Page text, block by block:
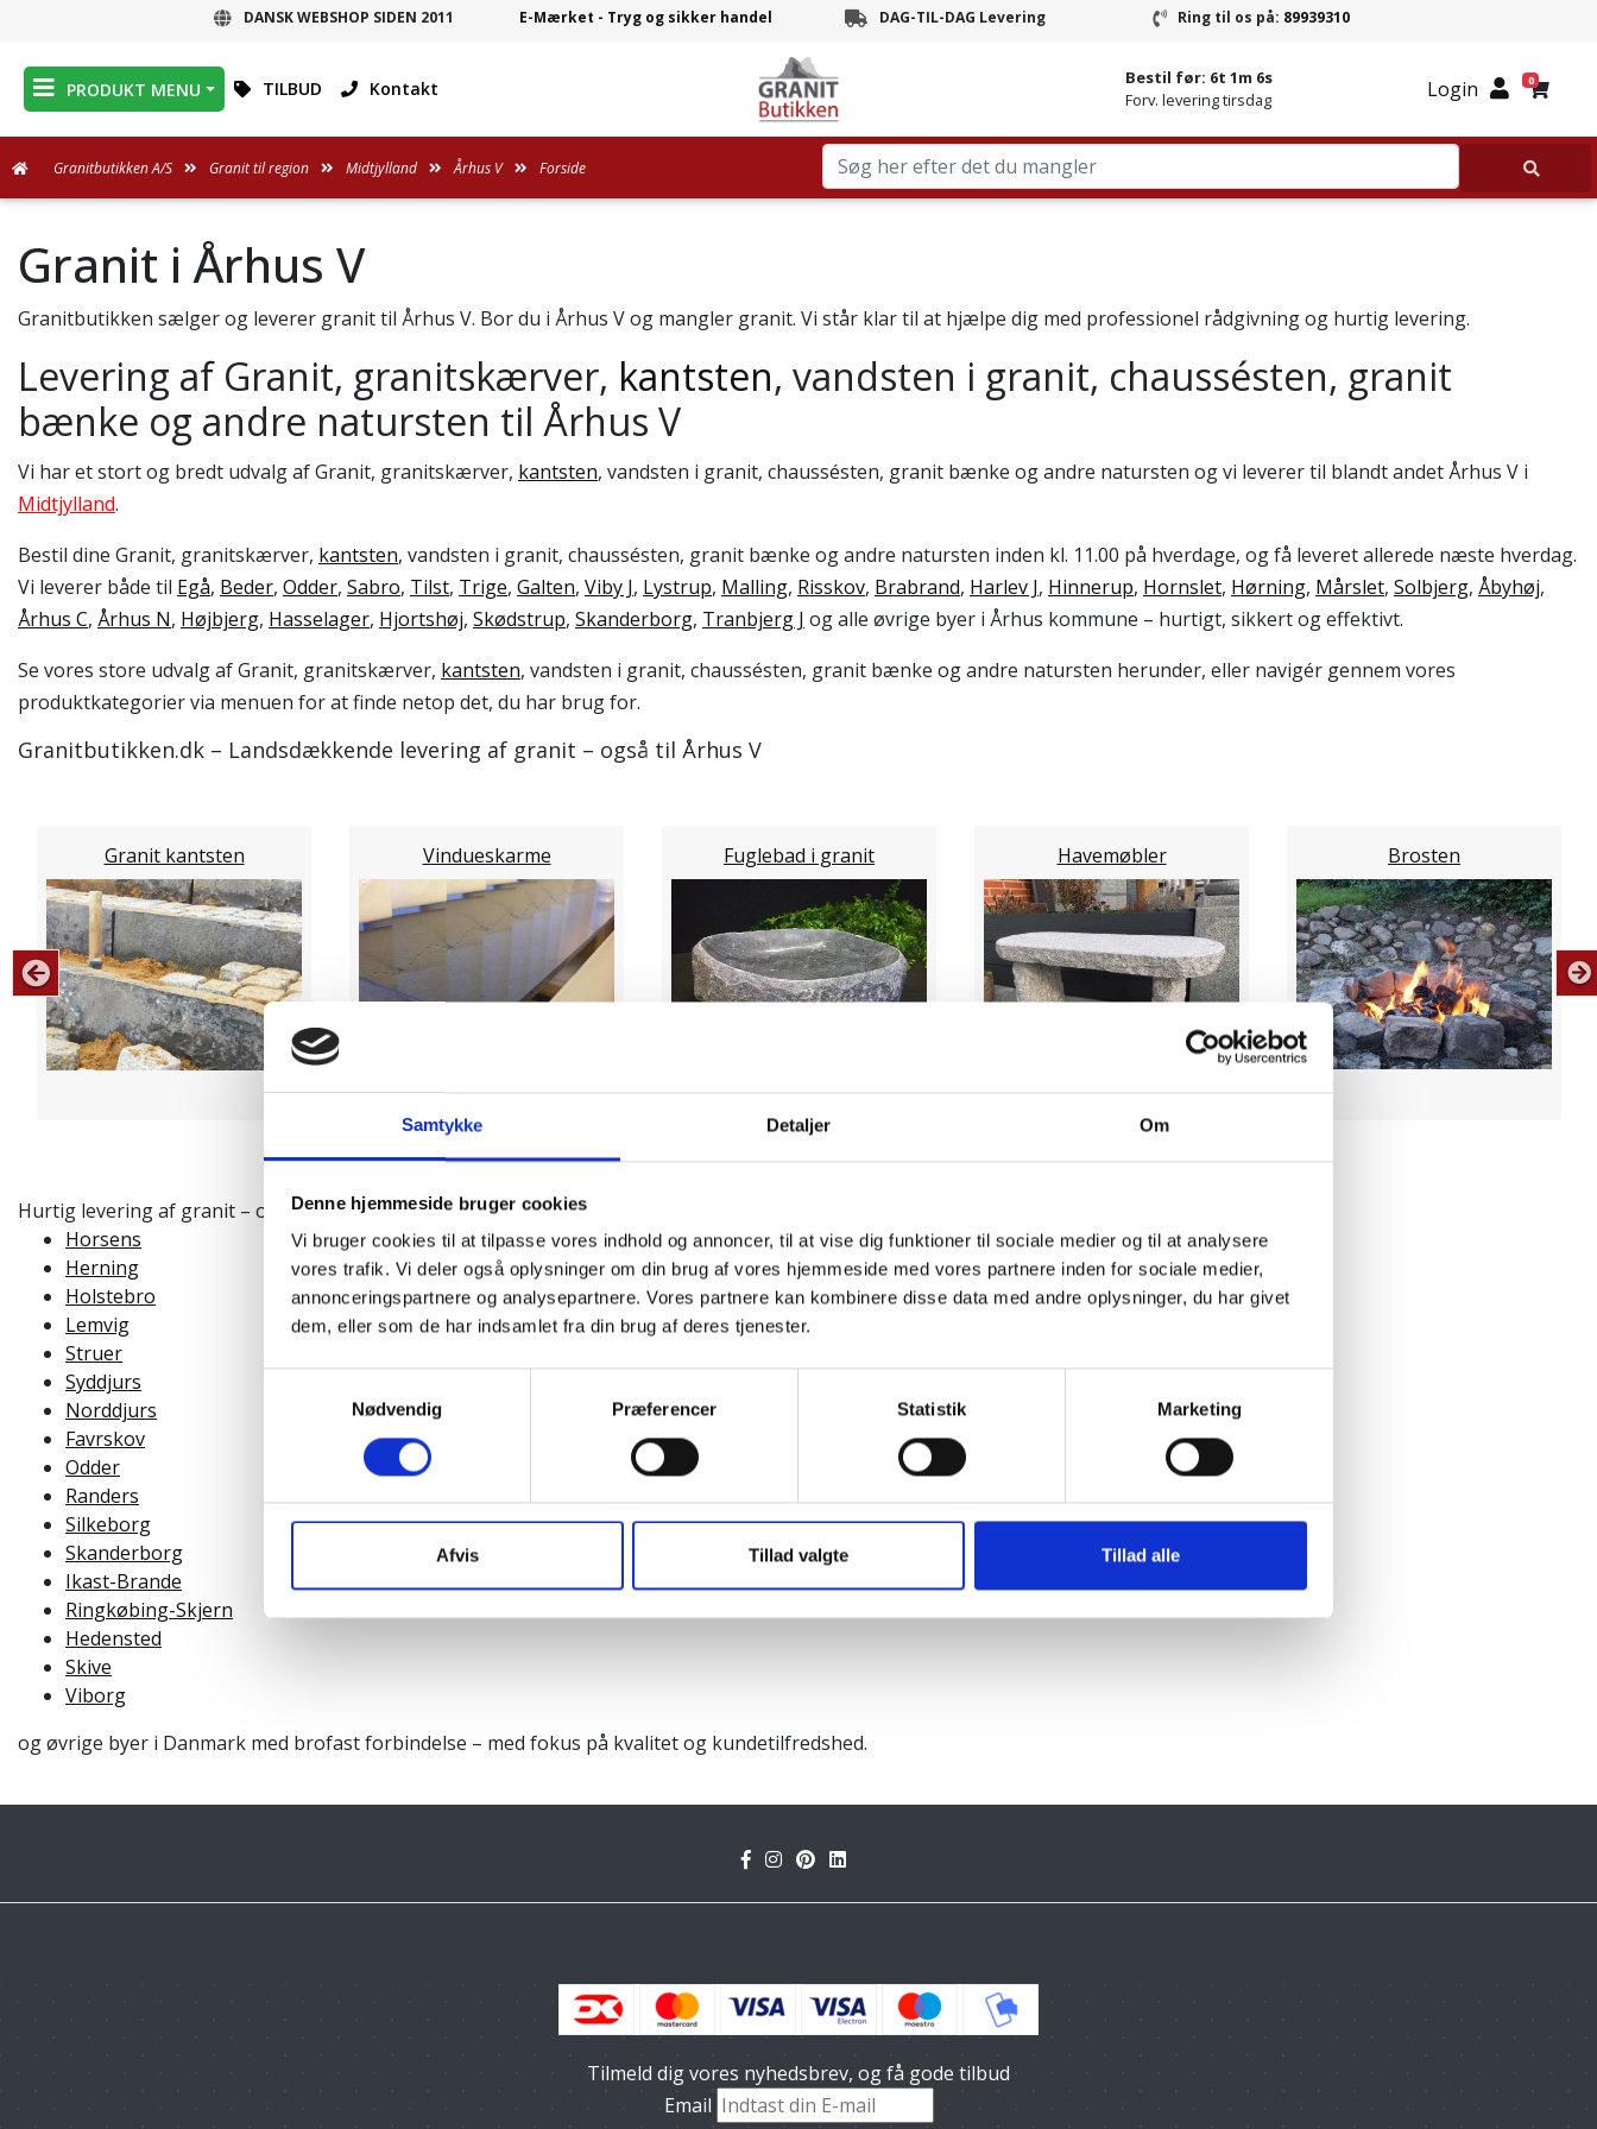
Samtykke Detaljer Om
Denne hjemmeside bruger cookies
Vi bruger cookies til at tilpasse vores indhold og annoncer, til at vise dig funktioner til sociale medier og til at analysere
vores trafik. Vi deler også oplysninger om din brug af vores hjemmeside med vores partnere inden for sociale medier,
annonceringspartnere og analysepartnere. Vores partnere kan kombinere disse data med andre oplysninger, du har givet
dem, eller som de har indsamlet fra din brug af deres tjenester.
Nødvendig
Præferencer Statistik Marketing
Afvis Tillad valgte Tillad alle
Granit i Århus V
Granitbutikken sælger og leverer granit til Århus V. Bor du i Århus V og mangler granit. Vi står klar til at hjælpe dig med professionel rådgivning og hurtig levering.
Levering af Granit, granitskærver, kantsten, vandsten i granit, chaussésten, granit
bænke og andre natursten til Århus V
Vi har et stort og bredt udvalg af Granit, granitskærver, kantsten, vandsten i granit, chaussésten, granit bænke og andre natursten og vi leverer til blandt andet Århus V i
Midtjylland.
Bestil dine Granit, granitskærver, kantsten, vandsten i granit, chaussésten, granit bænke og andre natursten inden kl. 11.00 på hverdage, og få leveret allerede næste hverdag.
Vi leverer både til Egå, Beder, Odder, Sabro, Tilst, Trige, Galten, Viby J, Lystrup, Malling, Risskov, Brabrand, Harlev J, Hinnerup, Hornslet, Hørning, Mårslet, Solbjerg, Åbyhøj,
Århus C, Århus N, Højbjerg, Hasselager, Hjortshøj, Skødstrup, Skanderborg, Tranbjerg J og alle øvrige byer i Århus kommune – hurtigt, sikkert og effektivt.
Se vores store udvalg af Granit, granitskærver, kantsten, vandsten i granit, chaussésten, granit bænke og andre natursten herunder, eller navigér gennem vores
produktkategorier via menuen for at finde netop det, du har brug for.
Granitbutikken.dk – Landsdækkende levering af granit – også til Århus V
Granit kantsten Vindueskarme Fuglebad i granit Havemøbler Brosten
​​​​​​​Hurtig levering af granit – også til nærliggende byer. Vi leverer til
Horsens
Herning
Holstebro
Lemvig
Struer
Syddjurs
Norddjurs
Favrskov
Odder
Randers
Silkeborg
Skanderborg
Ikast-Brande
Ringkøbing-Skjern
Hedensted
Skive
Viborg
og øvrige byer i Danmark med brofast forbindelse – med fokus på kvalitet og kundetilfredshed.
DANSK WEBSHOP
DANSK WEBSHOP SIDEN 2011 E-Mærket - Tryg og sikker handel Branchens hurtigste levering
DAG-TIL-DAG Levering Ring til Granitbutikken 89939310
Ring til os på: 89939310
Bestil før: 6t 1m 6s
Forv. levering tirsdag
Login 0
PRODUKT MENU TILBUD Kontakt
Granitbutikken A/S Granit til region Midtjylland Århus V Forside
Tilmeld dig vores nyhedsbrev, og få gode tilbud
Email